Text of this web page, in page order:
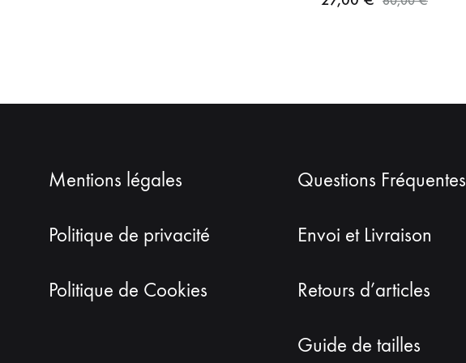
Mentions légales
Politique de privacité
Politique de Cookies
Questions Fréquentes
Envoi et Livraison
Retours d’articles
Guide de tailles